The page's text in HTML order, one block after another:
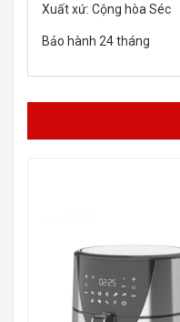
Xuất xứ: Cộng hòa Séc
Bảo hành 24 tháng